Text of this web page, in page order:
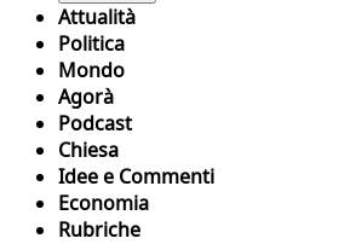
Attualità
Politica
Mondo
Agorà
Podcast
Chiesa
Idee e Commenti
Economia
Rubriche